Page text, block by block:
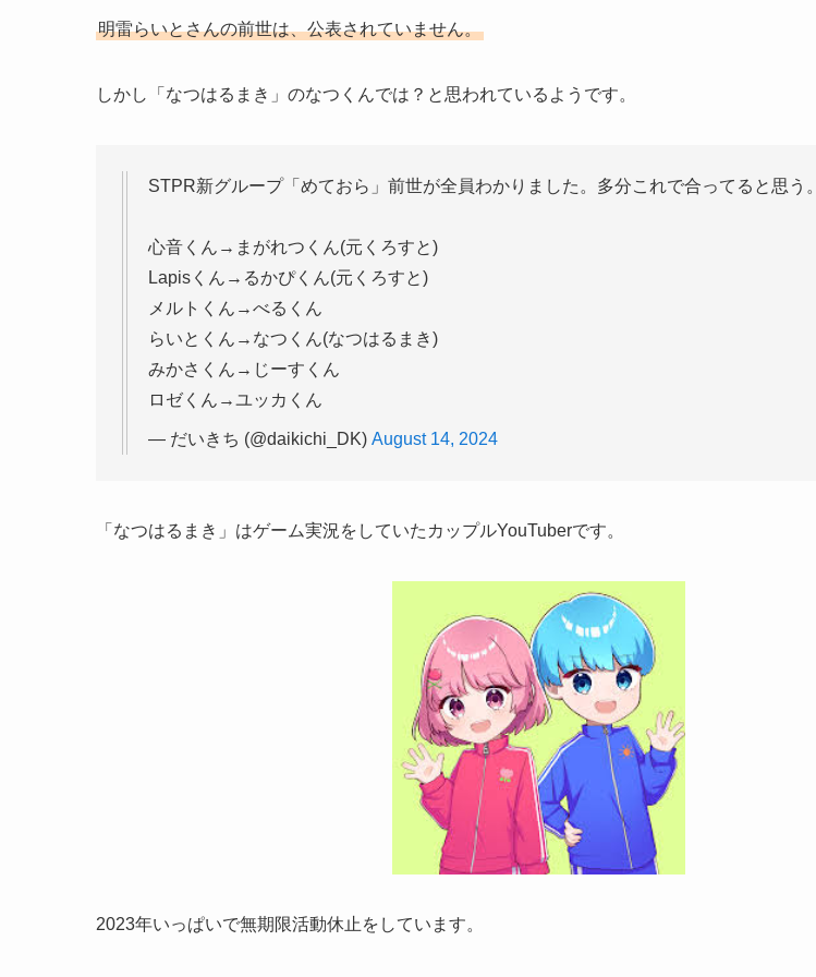
明雷らいとさんの前世は、公表されていません。
しかし「なつはるまき」のなつくんでは？と思われているようです。
STPR新グループ「めておら」前世が全員わかりました。多分これで合ってると思う。
心音くん→まがれつくん(元くろすと)
Lapisくん→るかぴくん(元くろすと)
メルトくん→べるくん
らいとくん→なつくん(なつはるまき)
みかさくん→じーすくん
ロゼくん→ユッカくん
— だいきち (@daikichi_DK) August 14, 2024
「なつはるまき」はゲーム実況をしていたカップルYouTuberです。
2023年いっぱいで無期限活動休止をしています。